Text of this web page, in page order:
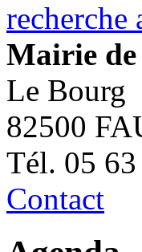
recherche
Mairie de
Le Bourg
82500
Tél. 05
Contact